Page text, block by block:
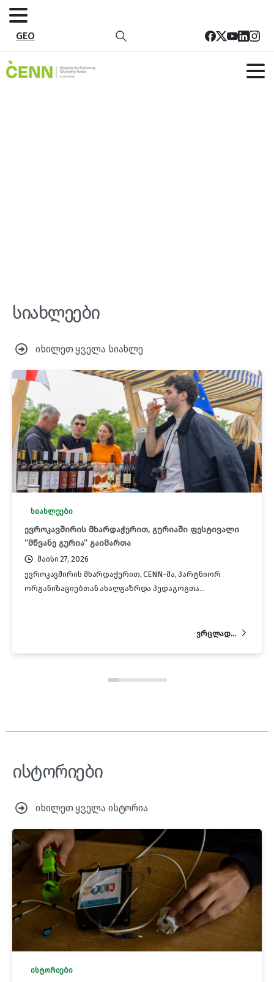
GEO
სიახლეები
იხილეთ ყველა სიახლე
სიახლეები
ევროკავშირის მხარდაჭერით, გურიაში ფესტივალი
“მწვანე გურია” გაიმართა
მაისი 27, 2026
ევროკავშირის მხარდაჭერით, CENN-მა, პარტნიორ
ორგანიზაციებთან ახალგაზრდა პედაგოგთა...
ვრცლად...
ისტორიები
იხილეთ ყველა ისტორია
ისტორიები